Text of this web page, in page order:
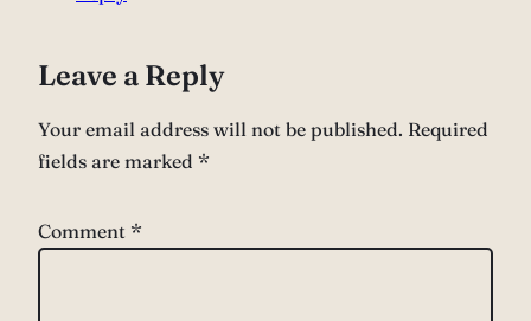
Leave a Reply
Your email address will not be published. Required
fields are marked *
Comment *